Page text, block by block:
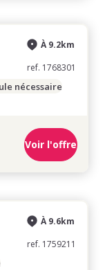
À 9.2km
ref. 1768301
nécessaire
Voir l'offre
À 9.6km
ref. 1759211